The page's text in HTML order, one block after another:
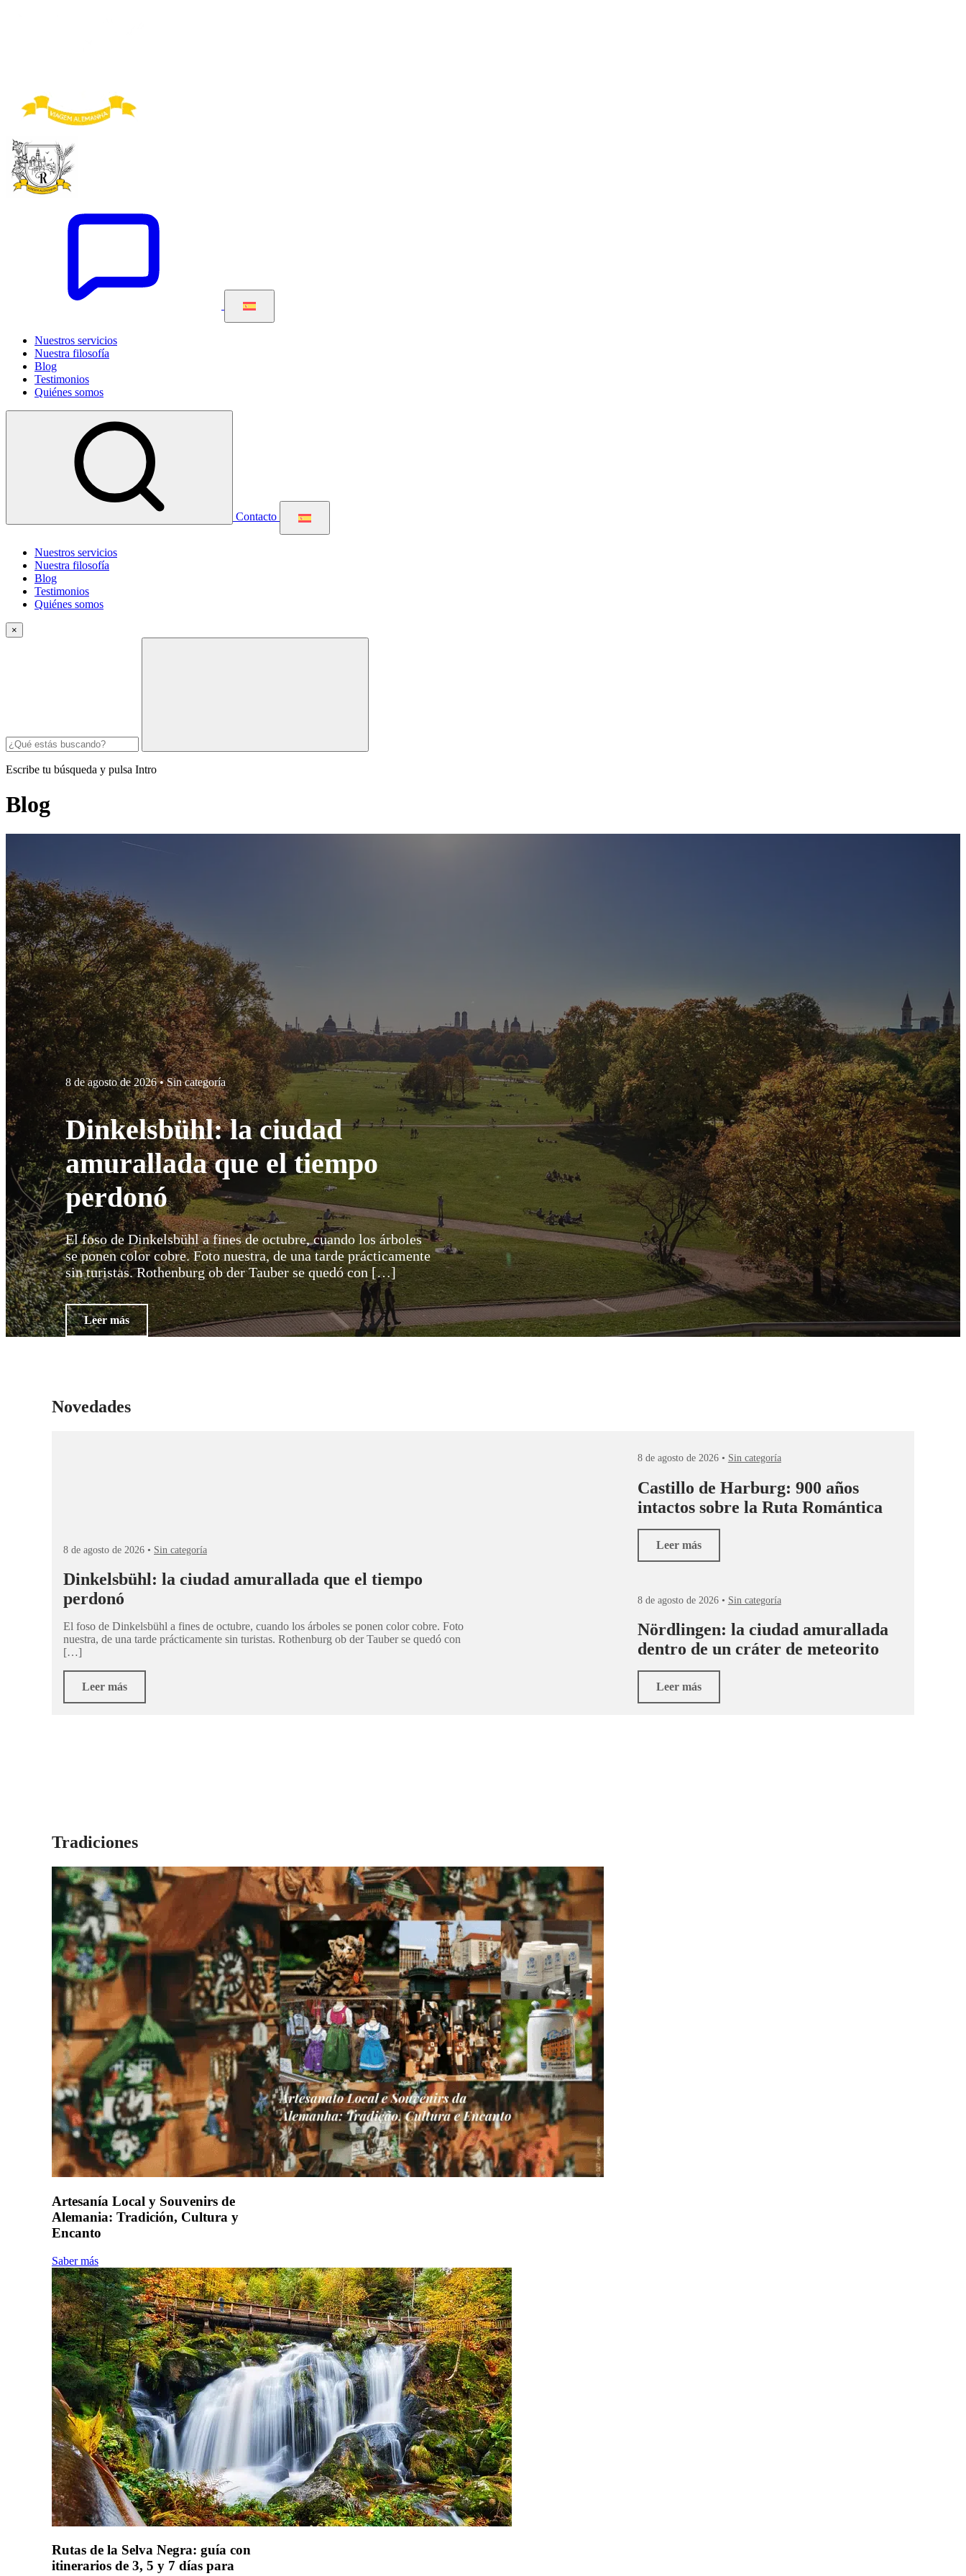
Nuestros servicios
Nuestra filosofía
Blog
Testimonios
Quiénes somos
Contacto
Nuestros servicios
Nuestra filosofía
Blog
Testimonios
Quiénes somos
×
Escribe tu búsqueda y pulsa Intro
Blog
8 de agosto de 2026 •Sin categoría
Dinkelsbühl: la ciudad
amurallada que el tiempo
perdonó
El foso de Dinkelsbühl a fines de octubre, cuando los árboles
se ponen color cobre. Foto nuestra, de una tarde prácticamente
sin turistas. Rothenburg ob der Tauber se quedó con […]
Leer más
Novedades
8 de agosto de 2026 • Sin categoría
Dinkelsbühl: la ciudad amurallada que el tiempo
perdonó
El foso de Dinkelsbühl a fines de octubre, cuando los árboles se ponen color cobre. Foto
nuestra, de una tarde prácticamente sin turistas. Rothenburg ob der Tauber se quedó con
[…]
Leer más
8 de agosto de 2026 • Sin categoría
Castillo de Harburg: 900 años
intactos sobre la Ruta Romántica
Leer más
8 de agosto de 2026 • Sin categoría
Nördlingen: la ciudad amurallada
dentro de un cráter de meteorito
Leer más
Tradiciones
Artesanía Local y Souvenirs de
Alemania: Tradición, Cultura y
Encanto
Saber más
Rutas de la Selva Negra: guía con
itinerarios de 3, 5 y 7 días para